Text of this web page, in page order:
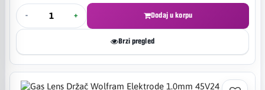
- + Dodaj u korpu
Brzi pregled